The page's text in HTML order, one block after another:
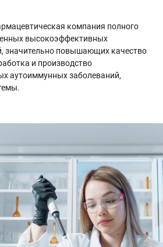
компания полного
высокоэффективных
значительно повышающих качество
и производство
аутоиммунных заболеваний,